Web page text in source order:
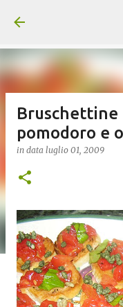
pomodoro e
in data luglio 01, 2009